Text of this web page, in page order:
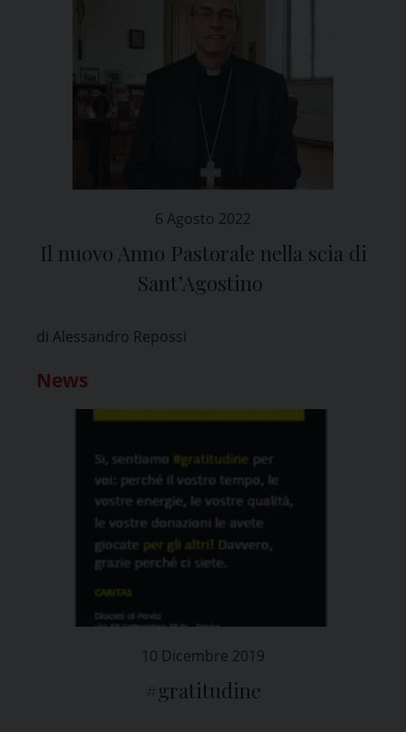
6 Agosto 2022
Il nuovo Anno Pastorale nella scia di
Sant’Agostino
di Alessandro Repossi
News
10 Dicembre 2019
#gratitudine